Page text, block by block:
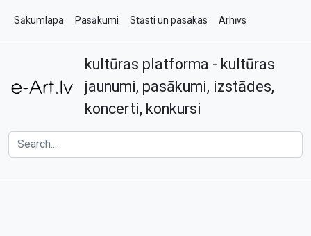
Sākumlapa Pasākumi Stāsti un pasakas Arhīvs
Kontakti
kultūras platforma - kultūras
jaunumi, pasākumi, izstādes,
koncerti, konkursi